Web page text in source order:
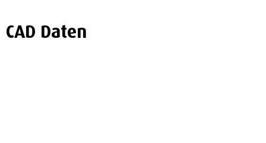
CAD Daten